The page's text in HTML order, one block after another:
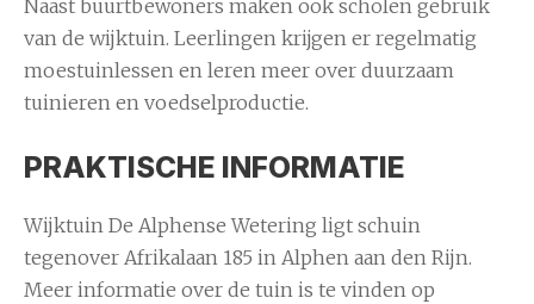
Naast buurtbewoners maken ook scholen gebruik
van de wijktuin. Leerlingen krijgen er regelmatig
moestuinlessen en leren meer over duurzaam
tuinieren en voedselproductie.
PRAKTISCHE INFORMATIE
Wijktuin De Alphense Wetering ligt schuin
tegenover Afrikalaan 185 in Alphen aan den Rijn.
Meer informatie over de tuin is te vinden op